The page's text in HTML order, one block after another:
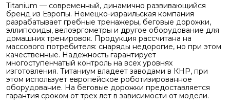
Titanium — современный, динамично развивающийся
бренд из Европы. Немецко-израильская компания
разрабатывает гребные тренажеры, беговые дорожки,
эллипсоиды, велоэргометры и другое оборудование для
домашних тренировок. Продукция рассчитана на
массового потребителя: снаряды недорогие, но при этом
качественные. Надежность гарантирует
многоступенчатый контроль на всех уровнях
изготовления. Титаниум владеет заводами в КНР, при
этом использует европейское роботизированное
оборудование. На беговые дорожки предоставляется
гарантия сроком от трех лет в зависимости от модели.